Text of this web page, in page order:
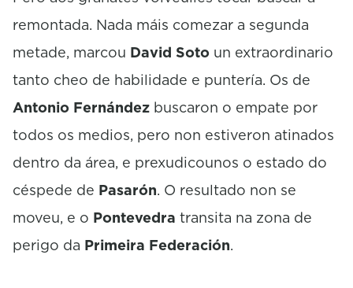
remontada. Nada máis comezar a segunda
metade, marcou David Soto un extraordinario
tanto cheo de habilidade e puntería. Os de
Antonio Fernández buscaron o empate por
todos os medios, pero non estiveron atinados
dentro da área, e prexudicounos o estado do
céspede de Pasarón. O resultado non se
moveu, e o Pontevedra transita na zona de
perigo da Primeira Federación.